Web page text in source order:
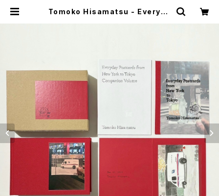
Tomoko Hisamatsu - Everyda